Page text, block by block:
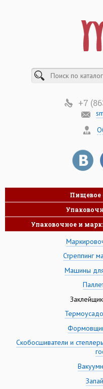
+7
Пищевое
Упаковочное и
Стреппинг
Машины
Скобосшиватели и